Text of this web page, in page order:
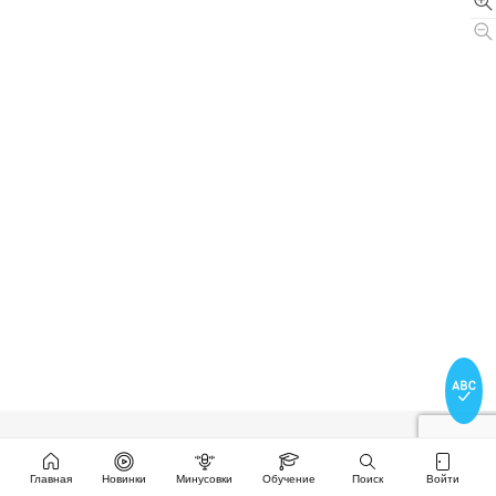
Главная Новинки Минусовки Обучение Поиск Войти